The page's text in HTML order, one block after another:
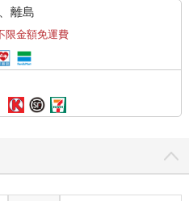
要兼差跑車？您也太拚了，今
中的房子，要繳貸款啊，拚了
買台中的房子？」
在還有意識處理財產的時候賣一
麼說也是我們住這麼久的家，
我們這麼好，那我不買實在說
離島
限金額免運費